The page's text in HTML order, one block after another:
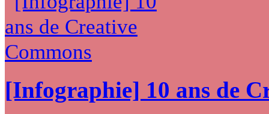
[Infographie] 10 ans de